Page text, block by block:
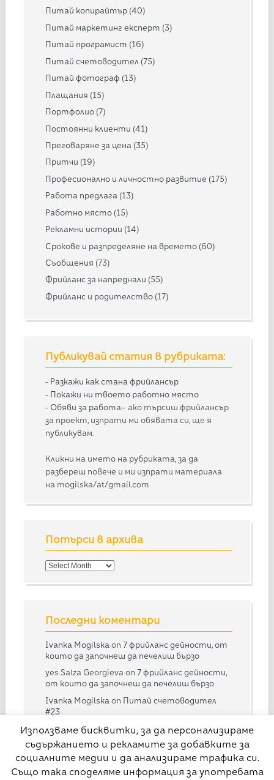
Питай копирайтър (40)
Питай маркетинг експерт (3)
Питай програмист (16)
Питай счетоводител (75)
Питай фотограф (13)
Плащания (15)
Портфолио (7)
Постоянни клиенти (41)
Преговаряне за цена (35)
Притчи (19)
Професионално и личностно развитие (175)
Работа предлага (13)
Работно място (15)
Рекламни истории (14)
Срокове и разпределяне на времето (60)
Съобщения (73)
Фрийланс за напреднали (55)
Фрийланс и родителство (17)
Публикувай статия в рубриката:
- Разкажи как стана фрийлансър
- Покажи ни твоето работно място
- Обяви за работа– ако търсиш фрийлансър
за проект, изпрати ми обявата си, ще я
публикувам.
Кликни на името на рубриката, за да
разбереш повече и ми изпрати материала
на mogilska/at/gmail.com
Потърси в архива
Потърси
Последни коментари
Ivanka Mogilska on7 фрийланс дейности, от
които да започнеш да печелиш бързо
yes Salza Georgievaon7 фрийланс дейности,
от които да започнеш да печелиш бързо
Ivanka Mogilska on Питай счетоводител
#23
ДаринаonПитай счетоводител #23
Ivanka Mogilska onПитай счетоводител
#28
Използваме бисквитки, за да персонализираме
съдържанието и рекламите за добавките за
социалните медии и да анализираме трафика си.
Също така споделяме информация за употребата